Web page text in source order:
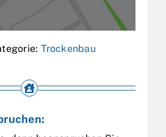
Trockenbau